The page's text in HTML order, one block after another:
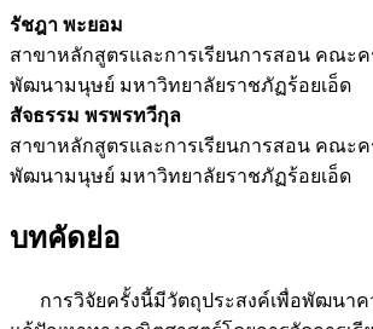
รัชฎา พะยอม
สาขาหลักสูตรและการเรียนการสอน คณะ
พัฒนามนุษย์ มหาวิทยาลัยราชภัฏร้อยเอ็ด
สัจธรรม พรพรทวีกุล
สาขาหลักสูตรและการเรียนการสอน คณะ
พัฒนามนุษย์ มหาวิทยาลัยราชภัฏร้อยเอ็ด
บทคัดย่อ
การวิจัยครั้งนี้มีวัตถุประสงค์เพื่อพัฒนาค